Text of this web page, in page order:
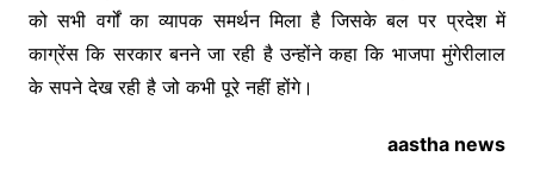
को सभी वर्गों का व्यापक समर्थन मिला है जिसके बल पर प्रदेश में
काग्रेंस कि सरकार बनने जा रही है उन्होंने कहा कि भाजपा मुंगेरीलाल
के सपने देख रही है जो कभी पूरे नहीं होंगे।
aastha news